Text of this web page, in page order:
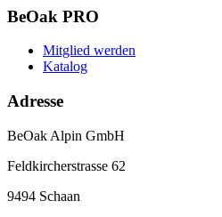
BeOak PRO
Mitglied werden
Katalog
Adresse
BeOak Alpin GmbH
Feldkircherstrasse 62
9494 Schaan